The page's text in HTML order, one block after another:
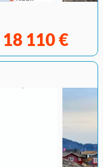
18 110 €